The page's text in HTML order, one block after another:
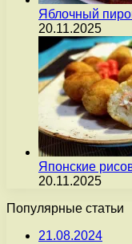
Яблочный
20.11.2025
Японские
20.11.2025
Популярные статьи
21.08.2024